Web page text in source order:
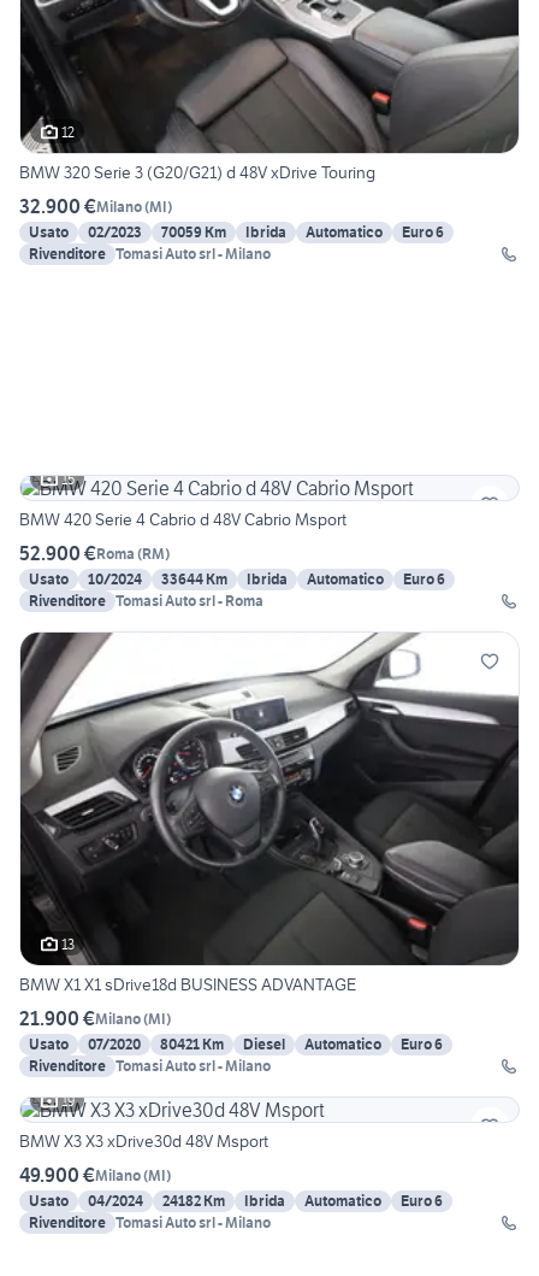
12
BMW 320 Serie 3 (G20/G21) d 48V xDrive Touring
32.900 €Milano(MI)
Usato
02/2023 70059 Km Ibrida Automatico
Euro 6
Rivenditore Tomasi Auto srl - Milano
15
BMW 420 Serie 4 Cabrio d 48V Cabrio Msport
52.900 €Roma (RM)
Usato
10/2024 33644 Km Ibrida Automatico
Euro 6
Rivenditore Tomasi Auto srl - Roma
13
BMW X1 X1 sDrive18d BUSINESS ADVANTAGE
21.900 €Milano(MI)
Usato
07/2020 80421 Km Diesel Automatico
Euro 6
Rivenditore Tomasi Auto srl - Milano
19
BMW X3 X3 xDrive30d 48V Msport
49.900 €Milano(MI)
Usato
04/2024 24182 Km Ibrida Automatico
Euro 6
Rivenditore Tomasi Auto srl - Milano